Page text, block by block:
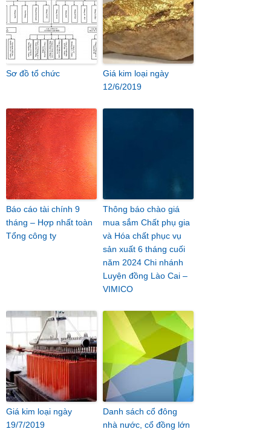
Sơ đồ tổ chức
Giá kim loại ngày
12/6/2019
Báo cáo tài chính 9
tháng – Hợp nhất toàn
Tổng công ty
Thông báo chào giá
mua sắm Chất phụ gia
và Hóa chất phục vụ
sản xuất 6 tháng cuối
năm 2024 Chi nhánh
Luyện đồng Lào Cai –
VIMICO
Giá kim loại ngày
19/7/2019
Danh sách cổ đông
nhà nước, cổ đồng lớn